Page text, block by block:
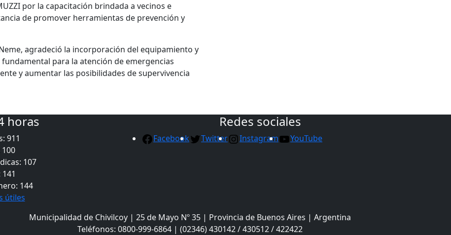
por la capacitación brindada a vecinos e
de promover herramientas de prevención y
agradeció la incorporación del equipamiento y
para la atención de emergencias
y aumentar las posibilidades de supervivencia
horas
911
107
144
útiles
Redes sociales
Facebook Twitter Instagram YouTube
Municipalidad de Chivilcoy | 25 de Mayo Nº 35 | Provincia de Buenos Aires | Argentina
Teléfonos: 0800-999-6864 | (02346) 430142 / 430512 / 422422